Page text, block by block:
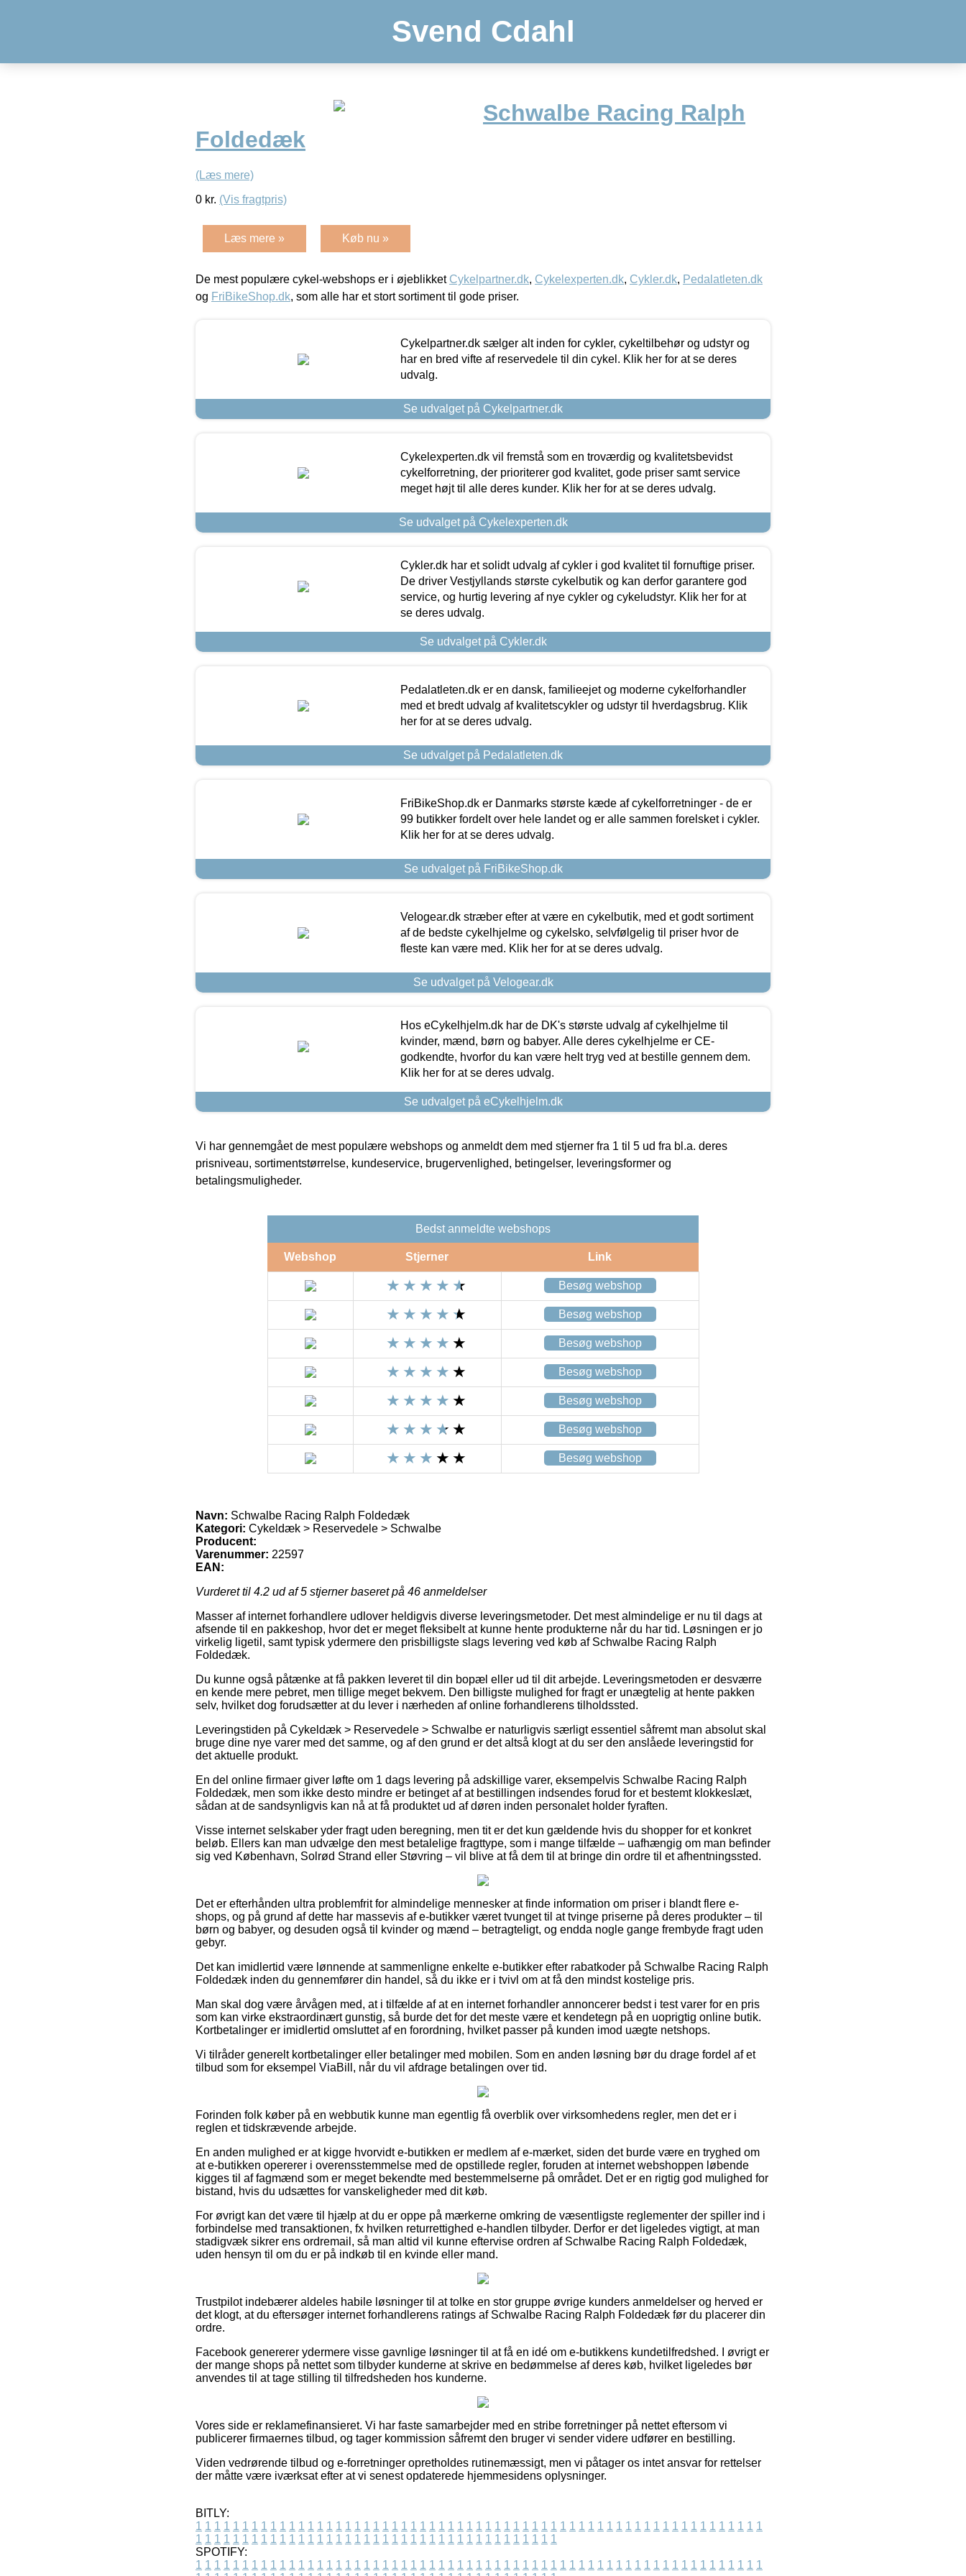
Svend Cdahl
Schwalbe Racing Ralph
Foldedæk
(Læs mere)
0 kr. (Vis fragtpris)
Læs mere » Køb nu »
De mest populære cykel-webshops er i øjeblikket Cykelpartner.dk, Cykelexperten.dk, Cykler.dk, Pedalatleten.dk
og FriBikeShop.dk, som alle har et stort sortiment til gode priser.
Cykelpartner.dk sælger alt inden for cykler, cykeltilbehør og udstyr og
har en bred vifte af reservedele til din cykel. Klik her for at se deres
udvalg.
Se udvalget på Cykelpartner.dk
Cykelexperten.dk vil fremstå som en troværdig og kvalitetsbevidst
cykelforretning, der prioriterer god kvalitet, gode priser samt service
meget højt til alle deres kunder. Klik her for at se deres udvalg.
Se udvalget på Cykelexperten.dk
Cykler.dk har et solidt udvalg af cykler i god kvalitet til fornuftige priser.
De driver Vestjyllands største cykelbutik og kan derfor garantere god
service, og hurtig levering af nye cykler og cykeludstyr. Klik her for at
se deres udvalg.
Se udvalget på Cykler.dk
Pedalatleten.dk er en dansk, familieejet og moderne cykelforhandler
med et bredt udvalg af kvalitetscykler og udstyr til hverdagsbrug. Klik
her for at se deres udvalg.
Se udvalget på Pedalatleten.dk
FriBikeShop.dk er Danmarks største kæde af cykelforretninger - de er
99 butikker fordelt over hele landet og er alle sammen forelsket i cykler.
Klik her for at se deres udvalg.
Se udvalget på FriBikeShop.dk
Velogear.dk stræber efter at være en cykelbutik, med et godt sortiment
af de bedste cykelhjelme og cykelsko, selvfølgelig til priser hvor de
fleste kan være med. Klik her for at se deres udvalg.
Se udvalget på Velogear.dk
Hos eCykelhjelm.dk har de DK's største udvalg af cykelhjelme til
kvinder, mænd, børn og babyer. Alle deres cykelhjelme er CE-
godkendte, hvorfor du kan være helt tryg ved at bestille gennem dem.
Klik her for at se deres udvalg.
Se udvalget på eCykelhjelm.dk
Vi har gennemgået de mest populære webshops og anmeldt dem med stjerner fra 1 til 5 ud fra bl.a. deres
prisniveau, sortimentstørrelse, kundeservice, brugervenlighed, betingelser, leveringsformer og
betalingsmuligheder.
Bedst anmeldte webshops
Webshop Stjerner Link
Besøg webshop
Besøg webshop
Besøg webshop
Besøg webshop
Besøg webshop
Besøg webshop
Besøg webshop
Navn: Schwalbe Racing Ralph Foldedæk
Kategori: Cykeldæk > Reservedele > Schwalbe
Producent:
Varenummer: 22597
EAN:
Vurderet til 4.2 ud af 5 stjerner baseret på 46 anmeldelser
Masser af internet forhandlere udlover heldigvis diverse leveringsmetoder. Det mest almindelige er nu til dags at
afsende til en pakkeshop, hvor det er meget fleksibelt at kunne hente produkterne når du har tid. Løsningen er jo
virkelig ligetil, samt typisk ydermere den prisbilligste slags levering ved køb af Schwalbe Racing Ralph
Foldedæk.
Du kunne også påtænke at få pakken leveret til din bopæl eller ud til dit arbejde. Leveringsmetoden er desværre
en kende mere pebret, men tillige meget bekvem. Den billigste mulighed for fragt er unægtelig at hente pakken
selv, hvilket dog forudsætter at du lever i nærheden af online forhandlerens tilholdssted.
Leveringstiden på Cykeldæk > Reservedele > Schwalbe er naturligvis særligt essentiel såfremt man absolut skal
bruge dine nye varer med det samme, og af den grund er det altså klogt at du ser den anslåede leveringstid for
det aktuelle produkt.
En del online firmaer giver løfte om 1 dags levering på adskillige varer, eksempelvis Schwalbe Racing Ralph
Foldedæk, men som ikke desto mindre er betinget af at bestillingen indsendes forud for et bestemt klokkeslæt,
sådan at de sandsynligvis kan nå at få produktet ud af døren inden personalet holder fyraften.
Visse internet selskaber yder fragt uden beregning, men tit er det kun gældende hvis du shopper for et konkret
beløb. Ellers kan man udvælge den mest betalelige fragttype, som i mange tilfælde – uafhængig om man befinder
sig ved København, Solrød Strand eller Støvring – vil blive at få dem til at bringe din ordre til et afhentningssted.
Det er efterhånden ultra problemfrit for almindelige mennesker at finde information om priser i blandt flere e-
shops, og på grund af dette har massevis af e-butikker været tvunget til at tvinge priserne på deres produkter – til
børn og babyer, og desuden også til kvinder og mænd – betragteligt, og endda nogle gange frembyde fragt uden
gebyr.
Det kan imidlertid være lønnende at sammenligne enkelte e-butikker efter rabatkoder på Schwalbe Racing Ralph
Foldedæk inden du gennemfører din handel, så du ikke er i tvivl om at få den mindst kostelige pris.
Man skal dog være årvågen med, at i tilfælde af at en internet forhandler annoncerer bedst i test varer for en pris
som kan virke ekstraordinært gunstig, så burde det for det meste være et kendetegn på en uoprigtig online butik.
Kortbetalinger er imidlertid omsluttet af en forordning, hvilket passer på kunden imod uægte netshops.
Vi tilråder generelt kortbetalinger eller betalinger med mobilen. Som en anden løsning bør du drage fordel af et
tilbud som for eksempel ViaBill, når du vil afdrage betalingen over tid.
Forinden folk køber på en webbutik kunne man egentlig få overblik over virksomhedens regler, men det er i
reglen et tidskrævende arbejde.
En anden mulighed er at kigge hvorvidt e-butikken er medlem af e-mærket, siden det burde være en tryghed om
at e-butikken opererer i overensstemmelse med de opstillede regler, foruden at internet webshoppen løbende
kigges til af fagmænd som er meget bekendte med bestemmelserne på området. Det er en rigtig god mulighed for
bistand, hvis du udsættes for vanskeligheder med dit køb.
For øvrigt kan det være til hjælp at du er oppe på mærkerne omkring de væsentligste reglementer der spiller ind i
forbindelse med transaktionen, fx hvilken returrettighed e-handlen tilbyder. Derfor er det ligeledes vigtigt, at man
stadigvæk sikrer ens ordremail, så man altid vil kunne eftervise ordren af Schwalbe Racing Ralph Foldedæk,
uden hensyn til om du er på indkøb til en kvinde eller mand.
Trustpilot indebærer aldeles habile løsninger til at tolke en stor gruppe øvrige kunders anmeldelser og herved er
det klogt, at du eftersøger internet forhandlerens ratings af Schwalbe Racing Ralph Foldedæk før du placerer din
ordre.
Facebook genererer ydermere visse gavnlige løsninger til at få en idé om e-butikkens kundetilfredshed. I øvrigt er
der mange shops på nettet som tilbyder kunderne at skrive en bedømmelse af deres køb, hvilket ligeledes bør
anvendes til at tage stilling til tilfredsheden hos kunderne.
Vores side er reklamefinansieret. Vi har faste samarbejder med en stribe forretninger på nettet eftersom vi
publicerer firmaernes tilbud, og tager kommission såfremt den bruger vi sender videre udfører en bestilling.
Viden vedrørende tilbud og e-forretninger opretholdes rutinemæssigt, men vi påtager os intet ansvar for rettelser
der måtte være iværksat efter at vi senest opdaterede hjemmesidens oplysninger.
BITLY:
1 1 1 1 1 1 1 1 1 1 1 1 1 1 1 1 1 1 1 1 1 1 1 1 1 1 1 1 1 1 1 1 1 1 1 1 1 1 1 1 1 1 1 1 1 1 1 1 1 1 1 1 1 1 1 1 1 1 1 1 1
1 1 1 1 1 1 1 1 1 1 1 1 1 1 1 1 1 1 1 1 1 1 1 1 1 1 1 1 1 1 1 1 1 1 1 1 1 1 1
SPOTIFY:
1 1 1 1 1 1 1 1 1 1 1 1 1 1 1 1 1 1 1 1 1 1 1 1 1 1 1 1 1 1 1 1 1 1 1 1 1 1 1 1 1 1 1 1 1 1 1 1 1 1 1 1 1 1 1 1 1 1 1 1 1